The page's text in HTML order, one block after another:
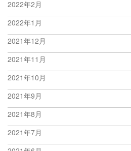
2022年2月
2022年1月
2021年12月
2021年11月
2021年10月
2021年9月
2021年8月
2021年7月